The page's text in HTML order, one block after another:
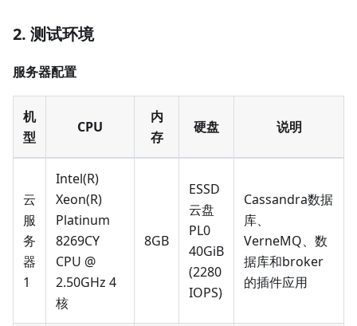
2. 测试环境
服务器配置
机
型
CPU
内
存
硬盘 说明
云
服
务
器
1
Intel(R)
Xeon(R)
Platinum
8269CY
CPU @
2.50GHz 4
核
8GB
ESSD
云盘
PL0
40GiB
(2280
IOPS)
Cassandra数据
库、
VerneMQ、数
据库和broker
的插件应用